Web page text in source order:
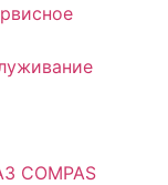
COMPAS